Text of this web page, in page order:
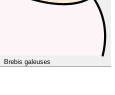
Brebis galeuses